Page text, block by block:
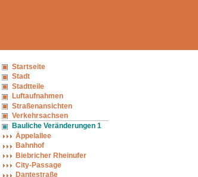
Startseite
Stadt
Stadtteile
Luftaufnahmen
Straßenansichten
Verkehrsachsen
Bauliche Veränderungen 1
Äppelallee
Bahnhof
Biebricher Rheinufer
City-Passage
Dantestraße